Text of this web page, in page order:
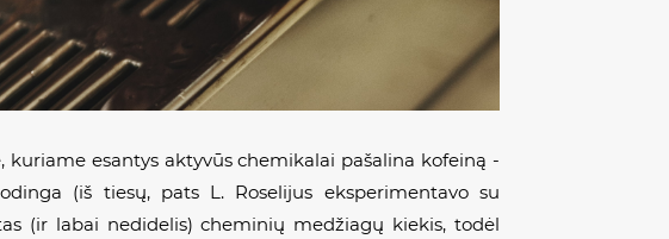
esantys aktyvūs chemikalai pašalina kofeiną -
(iš tiesų, pats L. Roselijus eksperimentavo su
(ir labai nedidelis) cheminių medžiagų kiekis, todėl